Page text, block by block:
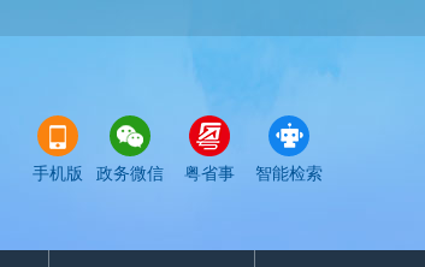
手机版 政务微信 粤省事 智能检索